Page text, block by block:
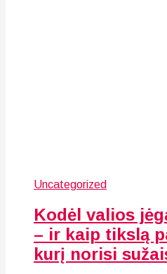
Uncategorized
Kodėl valios
– ir kaip tikslą
kurį norisi